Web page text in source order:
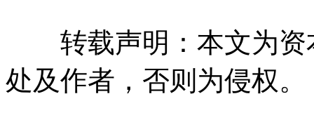
转载声明：本文为资
处及作者，否则为侵权。